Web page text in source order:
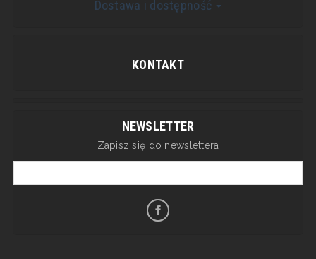
Dostawa i dostępność
KONTAKT
NEWSLETTER
Zapisz się do newslettera